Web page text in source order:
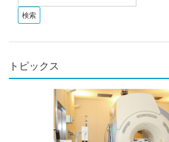
トピックス